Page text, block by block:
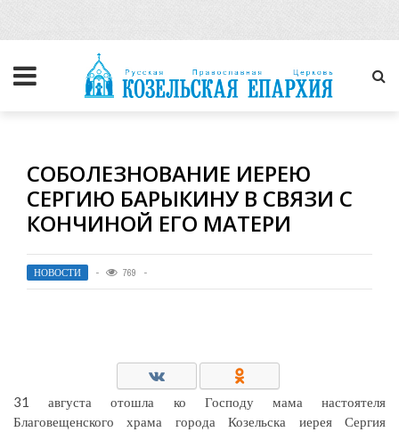
СОБОЛЕЗНОВАНИЕ ИЕРЕЮ
СЕРГИЮ БАРЫКИНУ В СВЯЗИ С
КОНЧИНОЙ ЕГО МАТЕРИ
НОВОСТИ 769
31 августа отошла ко Господу мама настоятеля
Благовещенского храма города Козельска иерея Сергия